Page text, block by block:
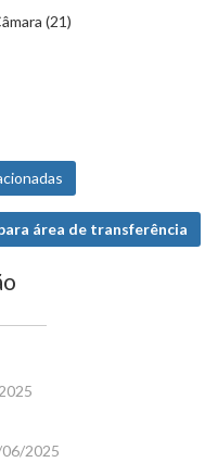
(21)
área de transferência
2025